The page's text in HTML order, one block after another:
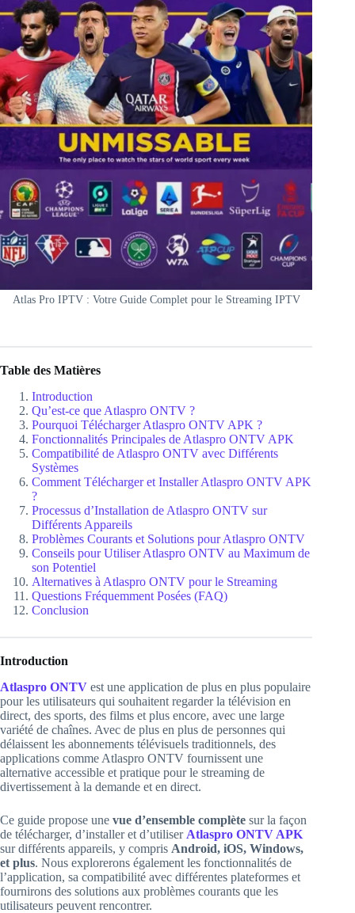
Atlas Pro IPTV : Votre Guide Complet pour le Streaming IPTV
Table des Matières
Introduction
Qu’est-ce que Atlaspro ONTV ?
Pourquoi Télécharger Atlaspro ONTV APK ?
Fonctionnalités Principales de Atlaspro ONTV APK
Compatibilité de Atlaspro ONTV avec Différents
Systèmes
Comment Télécharger et Installer Atlaspro ONTV APK
?
Processus d’Installation de Atlaspro ONTV sur
Différents Appareils
Problèmes Courants et Solutions pour Atlaspro ONTV
Conseils pour Utiliser Atlaspro ONTV au Maximum de
son Potentiel
Alternatives à Atlaspro ONTV pour le Streaming
Questions Fréquemment Posées (FAQ)
Conclusion
Introduction
Atlaspro ONTV est une application de plus en plus populaire
pour les utilisateurs qui souhaitent regarder la télévision en
direct, des sports, des films et plus encore, avec une large
variété de chaînes. Avec de plus en plus de personnes qui
délaissent les abonnements télévisuels traditionnels, des
applications comme Atlaspro ONTV fournissent une
alternative accessible et pratique pour le streaming de
divertissement à la demande et en direct.
Ce guide propose une vue d’ensemble complète sur la façon
de télécharger, d’installer et d’utiliser Atlaspro ONTV APK
sur différents appareils, y compris Android, iOS, Windows,
et plus. Nous explorerons également les fonctionnalités de
l’application, sa compatibilité avec différentes plateformes et
fournirons des solutions aux problèmes courants que les
utilisateurs peuvent rencontrer.